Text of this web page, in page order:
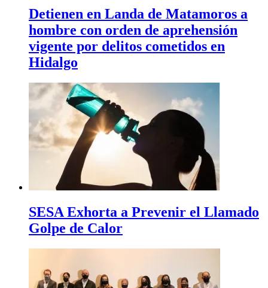
Detienen en Landa de Matamoros a
hombre con orden de aprehensión
vigente por delitos cometidos en
Hidalgo
SESA Exhorta a Prevenir el Llamado
Golpe de Calor